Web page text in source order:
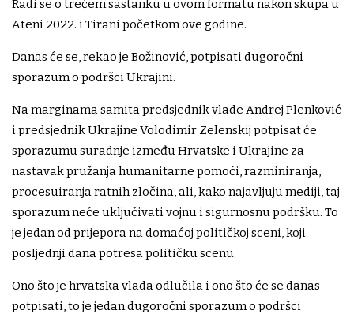
Radi se o trećem sastanku u ovom formatu nakon skupa u
Ateni 2022. i Tirani početkom ove godine.
Danas će se, rekao je Božinović, potpisati dugoročni
sporazum o podršci Ukrajini.
Na marginama samita predsjednik vlade Andrej Plenković
i predsjednik Ukrajine Volodimir Zelenskij potpisat će
sporazumu suradnje između Hrvatske i Ukrajine za
nastavak pružanja humanitarne pomoći, razminiranja,
procesuiranja ratnih zločina, ali, kako najavljuju mediji, taj
sporazum neće uključivati vojnu i sigurnosnu podršku. To
je jedan od prijepora na domaćoj političkoj sceni, koji
posljednji dana potresa političku scenu.
Ono što je hrvatska vlada odlučila i ono što će se danas
potpisati, to je jedan dugoročni sporazum o podršci